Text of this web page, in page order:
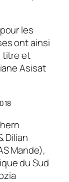
les
ont ainsi
titre et
Asisat
Dilian
Mande),
du Sud